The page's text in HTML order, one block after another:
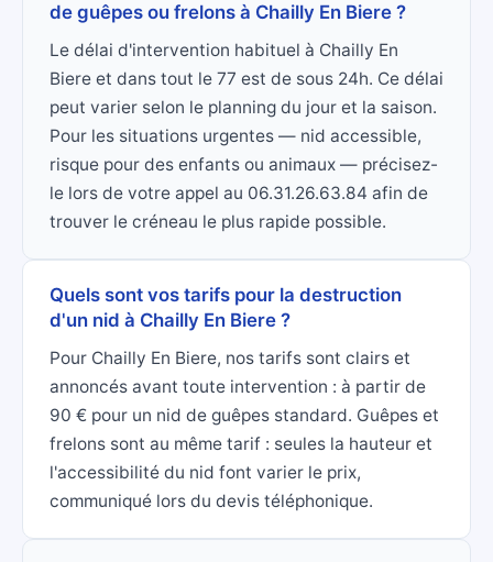
de guêpes ou frelons à Chailly En Biere ?
Le délai d'intervention habituel à Chailly En
Biere et dans tout le 77 est de sous 24h. Ce délai
peut varier selon le planning du jour et la saison.
Pour les situations urgentes — nid accessible,
risque pour des enfants ou animaux — précisez-
le lors de votre appel au 06.31.26.63.84 afin de
trouver le créneau le plus rapide possible.
Quels sont vos tarifs pour la destruction
d'un nid à Chailly En Biere ?
Pour Chailly En Biere, nos tarifs sont clairs et
annoncés avant toute intervention : à partir de
90 € pour un nid de guêpes standard. Guêpes et
frelons sont au même tarif : seules la hauteur et
l'accessibilité du nid font varier le prix,
communiqué lors du devis téléphonique.